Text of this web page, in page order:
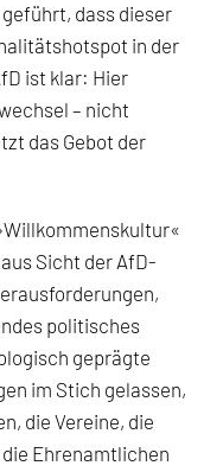
dass dieser
in der
ist klar: Hier
– nicht
das Gebot der
Sicht der AfD-
politisches
geprägte
im Stich gelassen,
die Vereine, die
Ehrenamtlichen